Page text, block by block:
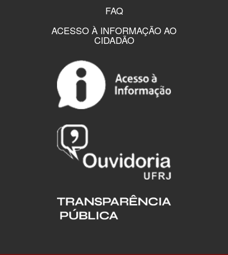
FAQ
ACESSO À INFORMAÇÃO AO
CIDADÃO